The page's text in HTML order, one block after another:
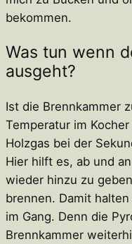
bekommen.
Was tun wenn
ausgeht?
Ist die Brennkammer
Temperatur im
Holzgas bei der
Hier hilft es, ab und
wieder hinzu zu
brennen. Damit
im Gang. Denn die
Brennkammer